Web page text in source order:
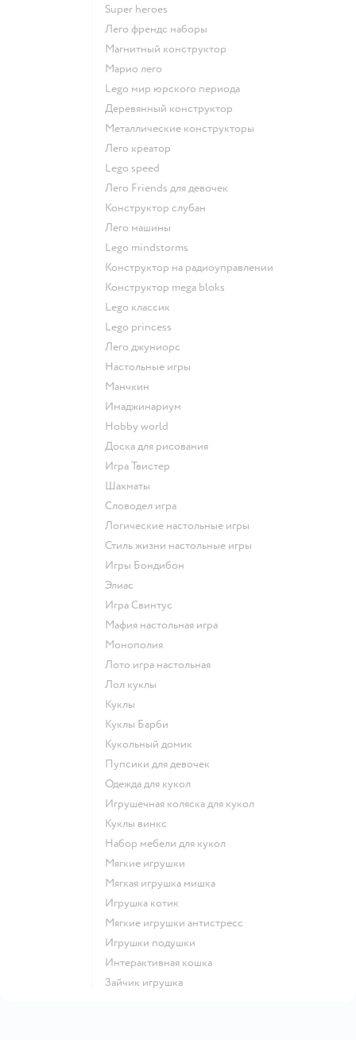
Super heroes
Лего френдс наборы
Магнитный конструктор
Марио лего
Lego мир юрского периода
Деревянный конструктор
Металлические конструкторы
Лего креатор
Lego speed
Лего Friends для девочек
Конструктор слубан
Лего машины
Lego mindstorms
Конструктор на радиоуправлении
Конструктор mega bloks
Lego классик
Lego princess
Лего джуниорс
Настольные игры
Манчкин
Имаджинариум
Hobby world
Доска для рисования
Игра Твистер
Шахматы
Словодел игра
Логические настольные игры
Стиль жизни настольные игры
Игры Бондибон
Элиас
Игра Свинтус
Мафия настольная игра
Монополия
Лото игра настольная
Лол куклы
Куклы
Куклы Барби
Кукольный домик
Пупсики для девочек
Одежда для кукол
Игрушечная коляска для кукол
Куклы винкс
Набор мебели для кукол
Мягкие игрушки
Мягкая игрушка мишка
Игрушка котик
Мягкие игрушки антистресс
Игрушки подушки
Интерактивная кошка
Зайчик игрушка